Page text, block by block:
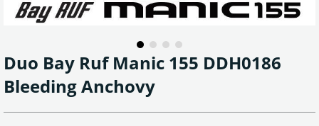
Duo Bay Ruf Manic 155 DDH0186
Bleeding Anchovy